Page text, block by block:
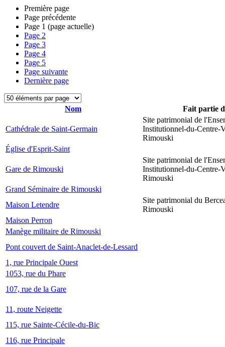
Première page
Page précédente
Page 1 (page actuelle)
Page 2
Page 3
Page 4
Page 5
Page suivante
Dernière page
Nom Fait partie
Cathédrale de Saint-Germain
Site patrimonial de
Institutionnel-du-Centre-
Rimouski
Église d'Esprit-Saint
Gare de Rimouski
Site patrimonial de
Institutionnel-du-Centre-
Rimouski
Grand Séminaire de Rimouski
Maison Letendre
Site patrimonial du
Rimouski
Maison Perron
Manège militaire de Rimouski
Pont couvert de Saint-Anaclet-de-Lessard
1, rue Principale Ouest
1053, rue du Phare
107, rue de la Gare
11, route Neigette
115, rue Sainte-Cécile-du-Bic
116, rue Principale